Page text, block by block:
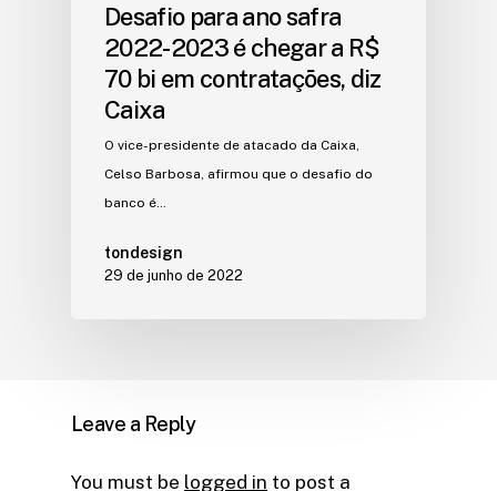
Desafio para ano safra
2022-2023 é chegar a R$
70 bi em contratações, diz
Caixa
O vice-presidente de atacado da Caixa,
Celso Barbosa, afirmou que o desafio do
banco é…
tondesign
29 de junho de 2022
Leave a Reply
You must be logged in to post a